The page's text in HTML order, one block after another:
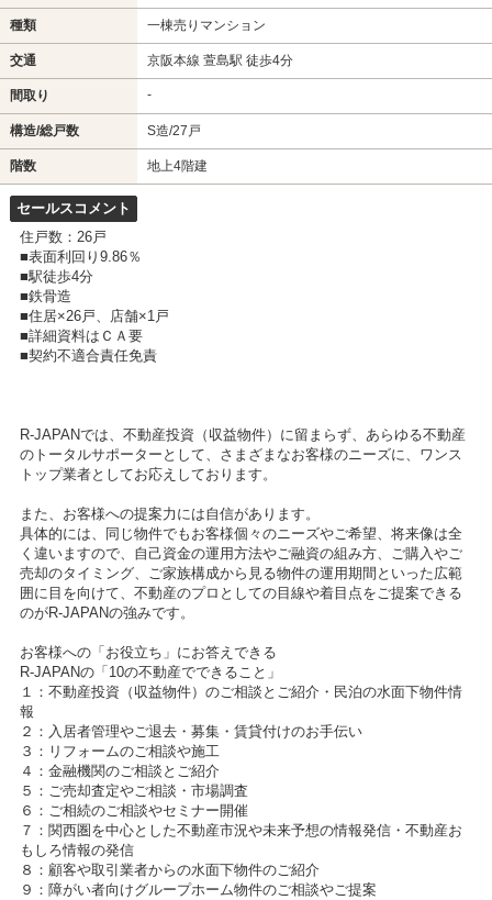
種類 一棟売りマンション
交通 京阪本線 萱島駅 徒歩4分
間取り -
構造/総戸数 S造/27戸
階数 地上4階建
セールスコメント
住戸数：26戸
■表面利回り9.86％
■駅徒歩4分
■鉄骨造
■住居×26戸、店舗×1戸
■詳細資料はＣＡ要
■契約不適合責任免責
R-JAPANでは、不動産投資（収益物件）に留まらず、あらゆる不動産
のトータルサポーターとして、さまざまなお客様のニーズに、ワンス
トップ業者としてお応えしております。
また、お客様への提案力には自信があります。
具体的には、同じ物件でもお客様個々のニーズやご希望、将来像は全
く違いますので、自己資金の運用方法やご融資の組み方、ご購入やご
売却のタイミング、ご家族構成から見る物件の運用期間といった広範
囲に目を向けて、不動産のプロとしての目線や着目点をご提案できる
のがR-JAPANの強みです。
お客様への「お役立ち」にお答えできる
R-JAPANの「10の不動産でできること」
１：不動産投資（収益物件）のご相談とご紹介・民泊の水面下物件情
報
２：入居者管理やご退去・募集・賃貸付けのお手伝い
３：リフォームのご相談や施工
４：金融機関のご相談とご紹介
５：ご売却査定やご相談・市場調査
６：ご相続のご相談やセミナー開催
７：関西圏を中心とした不動産市況や未来予想の情報発信・不動産お
もしろ情報の発信
８：顧客や取引業者からの水面下物件のご紹介
９：障がい者向けグループホーム物件のご相談やご提案